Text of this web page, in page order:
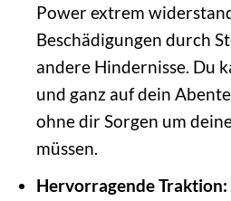
Power extrem
Beschädigungen durch
andere Hindernisse. Du
und ganz auf dein
ohne dir Sorgen um
müssen.
Hervorragende Traktion: